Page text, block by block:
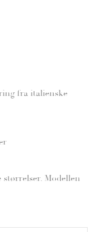
fra italienske
størrelser. Modellen